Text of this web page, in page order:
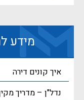
מידע
איך קונים דירה
נדל"ן – מדריך